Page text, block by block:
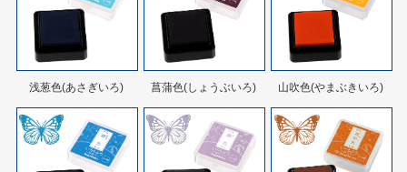
浅葱色(あさぎいろ) 菖蒲色(しょうぶいろ) 山吹色(やまぶきいろ)